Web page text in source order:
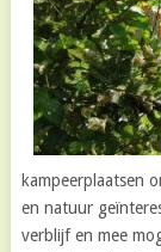
kampeerplaatsen
en natuur
verblijf en mee